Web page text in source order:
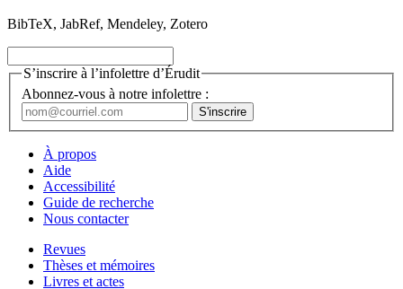
BibTeX, JabRef, Mendeley, Zotero
S’inscrire à l’infolettre d’Érudit
Abonnez-vous à notre infolettre :
À propos
Aide
Accessibilité
Guide de recherche
Nous contacter
Revues
Thèses et mémoires
Livres et actes